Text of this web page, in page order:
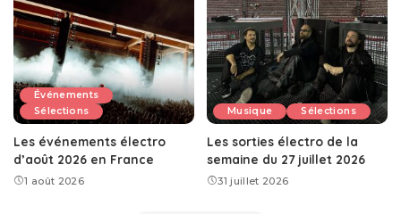
Événements
Sélections
Les événements électro
d’août 2026 en France
1 août 2026
Musique Sélections
Les sorties électro de la
semaine du 27 juillet 2026
31 juillet 2026